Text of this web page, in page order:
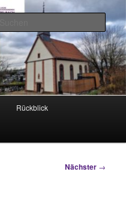
Rückblick
Nächster →